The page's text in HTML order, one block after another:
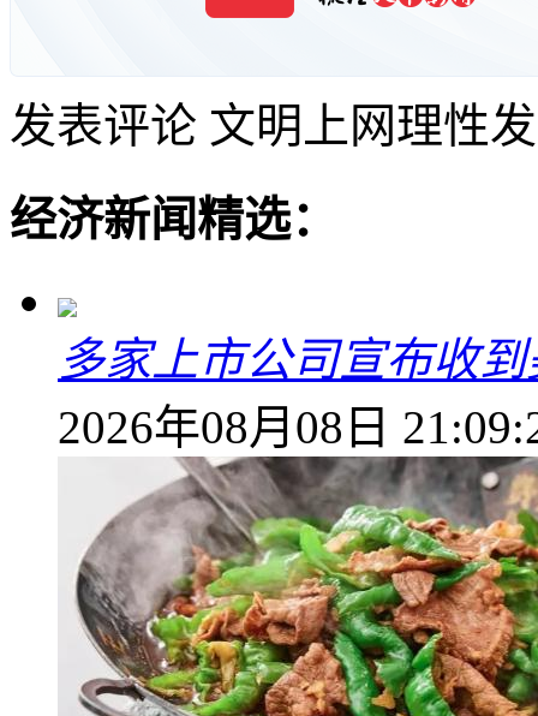
发表评论 文明上网理性
经济新闻精选：
多家上市公司宣布收
2026年08月08日